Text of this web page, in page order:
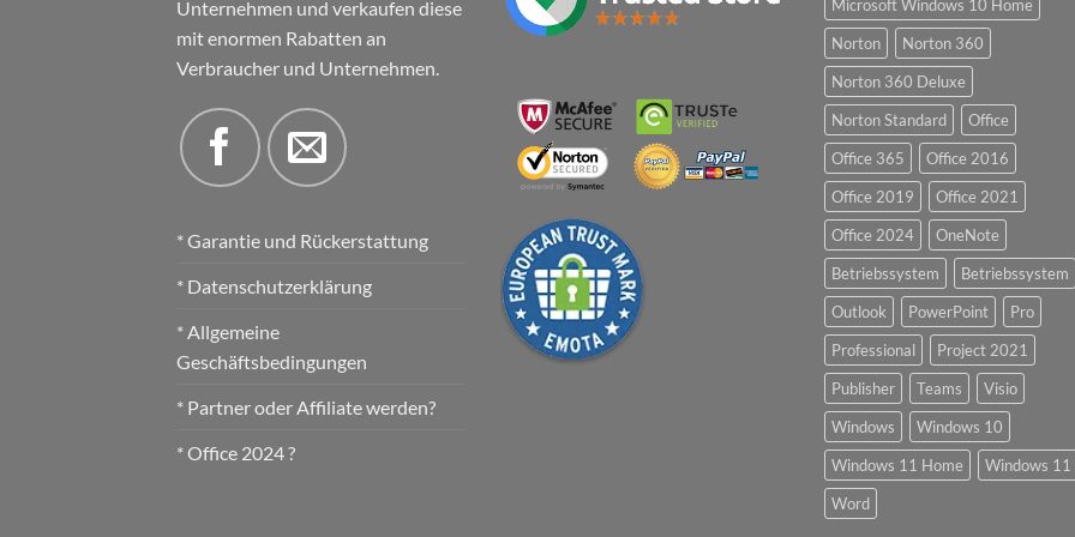
Unternehmen und verkaufen diese
mit enormen Rabatten an
Verbraucher und Unternehmen.
* Garantie und Rückerstattung
* Datenschutzerklärung
* Allgemeine
Geschäftsbedingungen
* Partner oder Affiliate werden?
* Office 2024 ?
Microsoft Windows 10 Home
Norton
Norton 360
Norton 360 Deluxe
Norton Standard
Office
Office 365
Office 2016
Office 2019
Office 2021
Office 2024
OneNote
Betriebssystem
Betriebssystem
Outlook
PowerPoint
Pro
Professional
Project 2021
Publisher
Teams
Visio
Windows
Windows 10
Windows 11 Home
Windows 11
Word